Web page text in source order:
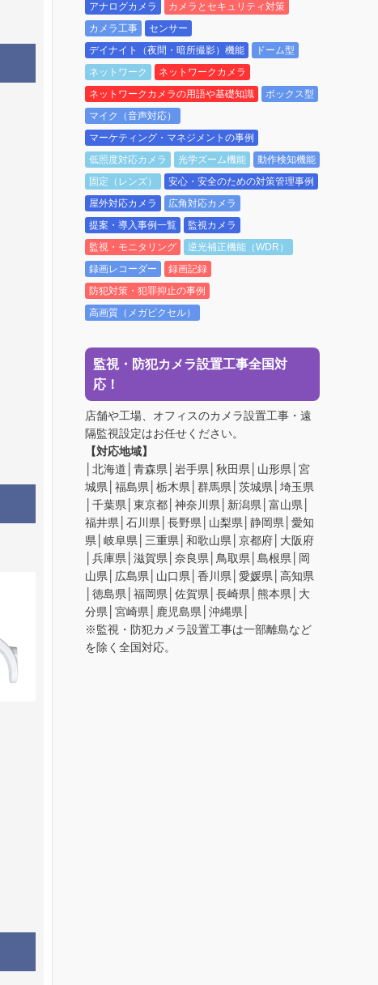
アナログカメラ
カメラとセキュリティ対策
カメラ工事
センサー
デイナイト（夜間・暗所撮影）機能
ドーム型
ネットワーク
ネットワークカメラ
ネットワークカメラの用語や基礎知識
ボックス型
マイク（音声対応）
マーケティング・マネジメントの事例
低照度対応カメラ
光学ズーム機能
動作検知機能
固定（レンズ）
安心・安全のための対策管理事例
屋外対応カメラ
広角対応カメラ
提案・導入事例一覧
監視カメラ
監視・モニタリング
逆光補正機能（WDR）
録画レコーダー
録画記録
防犯対策・犯罪抑止の事例
高画質（メガピクセル）
監視・防犯カメラ設置工事全国対
応！
店舗や工場、オフィスのカメラ設置工事・遠
隔監視設定はお任せください。
【対応地域】
│北海道│青森県│岩手県│秋田県│山形県│宮
城県│福島県│栃木県│群馬県│茨城県│埼玉県
│千葉県│東京都│神奈川県│新潟県│富山県│
福井県│石川県│長野県│山梨県│静岡県│愛知
県│岐阜県│三重県│和歌山県│京都府│大阪府
│兵庫県│滋賀県│奈良県│鳥取県│島根県│岡
山県│広島県│山口県│香川県│愛媛県│高知県
│徳島県│福岡県│佐賀県│長崎県│熊本県│大
分県│宮崎県│鹿児島県│沖縄県│
※監視・防犯カメラ設置工事は一部離島など
を除く全国対応。